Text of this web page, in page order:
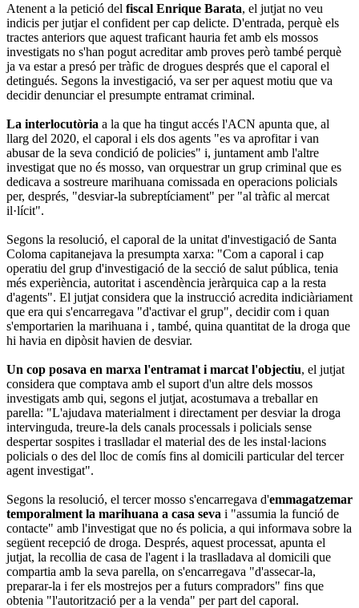
Atenent a la petició del fiscal Enrique Barata, el jutjat no veu
indicis per jutjar el confident per cap delicte. D'entrada, perquè els
tractes anteriors que aquest traficant hauria fet amb els mossos
investigats no s'han pogut acreditar amb proves però també perquè
ja va estar a presó per tràfic de drogues després que el caporal el
detingués. Segons la investigació, va ser per aquest motiu que va
decidir denunciar el presumpte entramat criminal.
La interlocutòria a la que ha tingut accés l'ACN apunta que, al
llarg del 2020, el caporal i els dos agents "es va aprofitar i van
abusar de la seva condició de policies" i, juntament amb l'altre
investigat que no és mosso, van orquestrar un grup criminal que es
dedicava a sostreure marihuana comissada en operacions policials
per, després, "desviar-la subreptíciament" per "al tràfic al mercat
il·lícit".
Segons la resolució, el caporal de la unitat d'investigació de Santa
Coloma capitanejava la presumpta xarxa: "Com a caporal i cap
operatiu del grup d'investigació de la secció de salut pública, tenia
més experiència, autoritat i ascendència jeràrquica cap a la resta
d'agents". El jutjat considera que la instrucció acredita indiciàriament
que era qui s'encarregava "d'activar el grup", decidir com i quan
s'emportarien la marihuana i , també, quina quantitat de la droga que
hi havia en dipòsit havien de desviar.
Un cop posava en marxa l'entramat i marcat l'objectiu, el jutjat
considera que comptava amb el suport d'un altre dels mossos
investigats amb qui, segons el jutjat, acostumava a treballar en
parella: "L'ajudava materialment i directament per desviar la droga
intervinguda, treure-la dels canals processals i policials sense
despertar sospites i traslladar el material des de les instal·lacions
policials o des del lloc de comís fins al domicili particular del tercer
agent investigat".
Segons la resolució, el tercer mosso s'encarregava d'emmagatzemar
temporalment la marihuana a casa seva i "assumia la funció de
contacte" amb l'investigat que no és policia, a qui informava sobre la
següent recepció de droga. Després, aquest processat, apunta el
jutjat, la recollia de casa de l'agent i la traslladava al domicili que
compartia amb la seva parella, on s'encarregava "d'assecar-la,
preparar-la i fer els mostrejos per a futurs compradors" fins que
obtenia "l'autorització per a la venda" per part del caporal.